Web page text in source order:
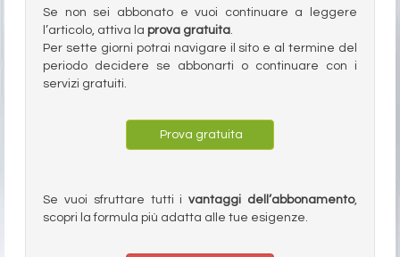
Se non sei abbonato e vuoi continuare a leggere
l’articolo, attiva la prova gratuita.
Per sette giorni potrai navigare il sito e al termine del
periodo decidere se abbonarti o continuare con i
servizi gratuiti.
Prova gratuita
Se vuoi sfruttare tutti ivantaggi dell’abbonamento,
scopri la formula più adatta alle tue esigenze.